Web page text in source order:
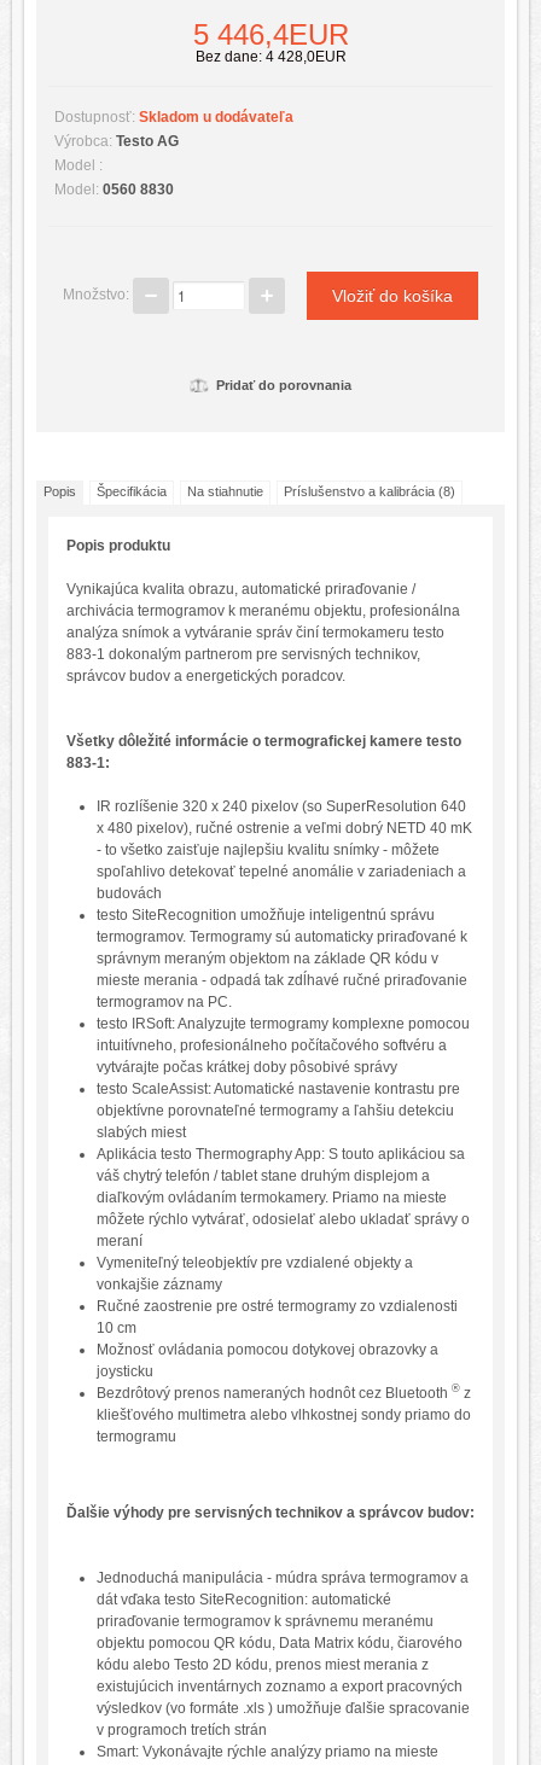
Demagnetizačné zariadenia
Elektrické veličiny
Hlukomery
Merače magnetického poľa
Termografické kamery
Testery
Testovanie materiálov
Tlakomery
Wifi záznamníky
5 446,4EUR
Bez dane: 4 428,0EUR
Dostupnosť: Skladom u dodávateľa
Výrobca: Testo AG
Model :
Model: 0560 8830
Množstvo:
Pridať do porovnania
Popis Špecifikácia Na stiahnutie Príslušenstvo a kalibrácia (8)
Popis produktu
Vynikajúca kvalita obrazu, automatické priraďovanie /
archivácia termogramov k meranému objektu, profesionálna
analýza snímok a vytváranie správ činí termokameru testo
883-1 dokonalým partnerom pre servisných technikov,
správcov budov a energetických poradcov.
Všetky dôležité informácie o termografickej kamere testo
883-1:
IR rozlíšenie 320 x 240 pixelov (so SuperResolution 640
x 480 pixelov), ručné ostrenie a veľmi dobrý NETD 40 mK
- to všetko zaisťuje najlepšiu kvalitu snímky - môžete
spoľahlivo detekovať tepelné anomálie v zariadeniach a
budovách
testo SiteRecognition umožňuje inteligentnú správu
termogramov. Termogramy sú automaticky priraďované k
správnym meraným objektom na základe QR kódu v
mieste merania - odpadá tak zdĺhavé ručné priraďovanie
termogramov na PC.
testo IRSoft: Analyzujte termogramy komplexne pomocou
intuitívneho, profesionálneho počítačového softvéru a
vytvárajte počas krátkej doby pôsobivé správy
testo ScaleAssist: Automatické nastavenie kontrastu pre
objektívne porovnateľné termogramy a ľahšiu detekciu
slabých miest
Aplikácia testo Thermography App: S touto aplikáciou sa
váš chytrý telefón / tablet stane druhým displejom a
diaľkovým ovládaním termokamery. Priamo na mieste
môžete rýchlo vytvárať, odosielať alebo ukladať správy o
meraní
Vymeniteľný teleobjektív pre vzdialené objekty a
vonkajšie záznamy
Ručné zaostrenie pre ostré termogramy zo vzdialenosti
10 cm
Možnosť ovládania pomocou dotykovej obrazovky a
joysticku
Bezdrôtový prenos nameraných hodnôt cez Bluetooth ® z
kliešťového multimetra alebo vlhkostnej sondy priamo do
termogramu
Ďalšie výhody pre servisných technikov a správcov budov:
Jednoduchá manipulácia - múdra správa termogramov a
dát vďaka testo SiteRecognition: automatické
priraďovanie termogramov k správnemu meranému
objektu pomocou QR kódu, Data Matrix kódu, čiarového
kódu alebo Testo 2D kódu, prenos miest merania z
existujúcich inventárnych zoznamo a export pracovných
výsledkov (vo formáte .xls ) umožňuje ďalšie spracovanie
v programoch tretích strán
Smart: Vykonávajte rýchle analýzy priamo na mieste